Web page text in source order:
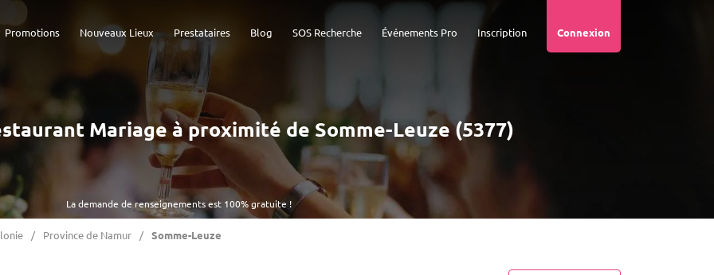
Connexion
Inscription
Événements Pro
SOS Recherche
Blog
Prestataires
Nouveaux Lieux
Promotions
La demande de renseignements est 100% gratuite !
Mariage à proximité de Somme-Leuze (5377)
Province de Namur Somme-Leuze